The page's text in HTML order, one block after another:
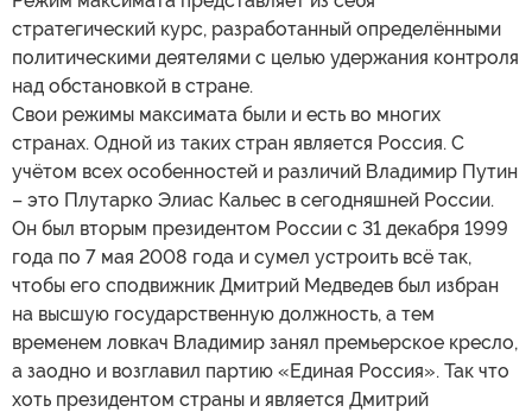
стратегический курс, разработанный определёнными
политическими деятелями с целью удержания контроля
над обстановкой в стране.
Свои режимы максимата были и есть во многих
странах. Одной из таких стран является Россия. С
учётом всех особенностей и различий Владимир Путин
– это Плутарко Элиас Кальес в сегодняшней России.
Он был вторым президентом России с 31 декабря 1999
года по 7 мая 2008 года и сумел устроить всё так,
чтобы его сподвижник Дмитрий Медведев был избран
на высшую государственную должность, а тем
временем ловкач Владимир занял премьерское кресло,
а заодно и возглавил партию «Единая Россия». Так что
хоть президентом страны и является Дмитрий